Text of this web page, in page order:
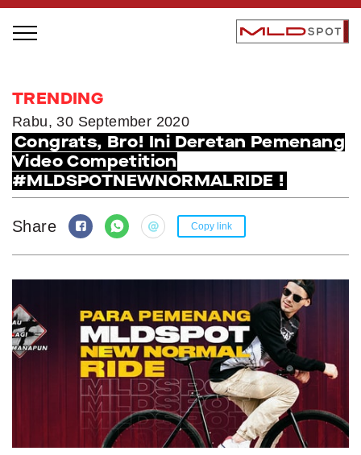
LOCAL GREATNESS
INSPIRING PEOPLE
INSPIRING PRODUCTS
INSPIRING PLACES
INSPIRING COMMUNITIES
TRENDING
MLDPODCAST
VIDEOS
MLDPOINTS
TRENDING
Rabu, 30 September 2020
Congrats, Bro! Ini Deretan Pemenang
Video Competition
#MLDSPOTNEWNORMALRIDE !
Share Copy link